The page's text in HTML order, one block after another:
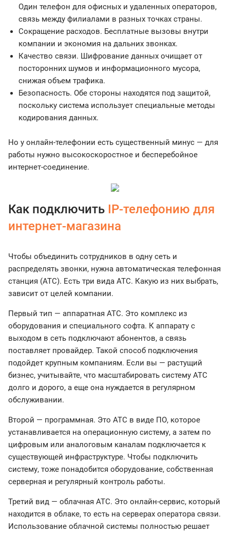
Один телефон для офисных и удаленных операторов,
связь между филиалами в разных точках страны.
Сокращение расходов. Бесплатные вызовы внутри
компании и экономия на дальних звонках.
Качество связи. Шифрование данных очищает от
посторонних шумов и информационного мусора,
снижая объем трафика.
Безопасность. Обе стороны находятся под защитой,
поскольку система использует специальные методы
кодирования данных.
Но у онлайн-телефонии есть существенный минус — для
работы нужно высокоскоростное и бесперебойное
интернет-соединение.
Как подключить IP-телефонию для
интернет-магазина
Чтобы объединить сотрудников в одну сеть и
распределять звонки, нужна автоматическая телефонная
станция (АТС). Есть три вида АТС. Какую из них выбрать,
зависит от целей компании.
Первый тип — аппаратная АТС. Это комплекс из
оборудования и специального софта. К аппарату с
выходом в сеть подключают абонентов, а связь
поставляет провайдер. Такой способ подключения
подойдет крупным компаниям. Если вы — растущий
бизнес, учитывайте, что масштабировать систему АТС
долго и дорого, а еще она нуждается в регулярном
обслуживании.
Второй — программная. Это АТС в виде ПО, которое
устанавливается на операционную систему, а затем по
цифровым или аналоговым каналам подключается к
существующей инфраструктуре. Чтобы подключить
систему, тоже понадобится оборудование, собственная
серверная и регулярный контроль работы.
Третий вид — облачная АТС. Это онлайн-сервис, который
находится в облаке, то есть на серверах оператора связи.
Использование облачной системы полностью решает